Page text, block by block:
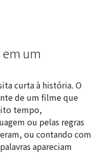
um
curta à história. O
de um filme que
tempo,
ou pelas regras
ou contando com
apareciam